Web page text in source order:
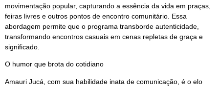
movimentação popular, capturando a essência da vida em praças,
feiras livres e outros pontos de encontro comunitário. Essa
abordagem permite que o programa transborde autenticidade,
transformando encontros casuais em cenas repletas de graça e
significado.
O humor que brota do cotidiano
Amauri Jucá, com sua habilidade inata de comunicação, é o elo